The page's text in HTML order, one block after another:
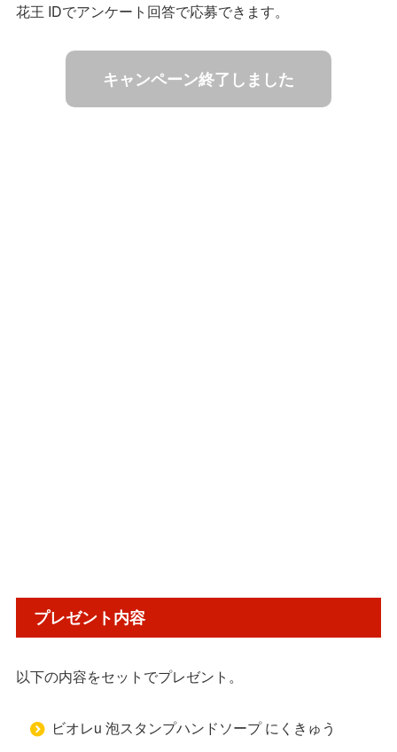
花王 IDでアンケート回答で応募できます。
キャンペーン終了しました
プレゼント内容
以下の内容をセットでプレゼント。
ビオレu 泡スタンプハンドソープ にくきゅう